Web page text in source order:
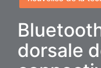
in
dorsale